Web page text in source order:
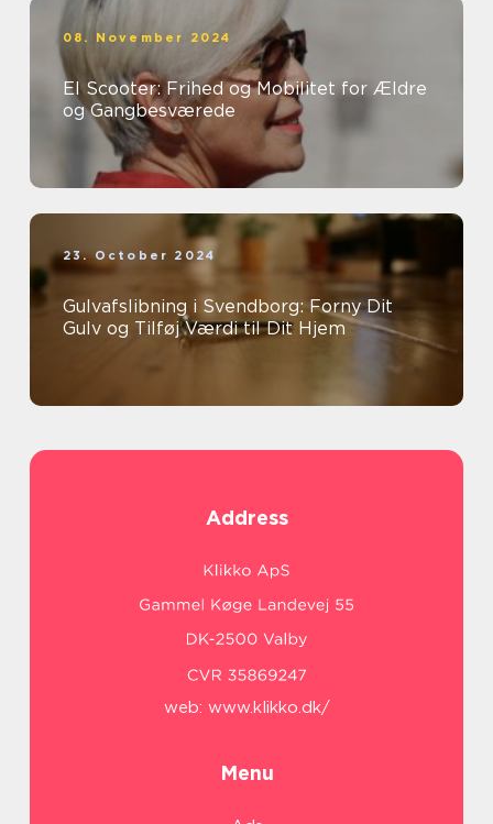
08. November 2024
El Scooter: Frihed og Mobilitet for Ældre
og Gangbesværede
23. October 2024
Gulvafslibning i Svendborg: Forny Dit
Gulv og Tilføj Værdi til Dit Hjem
Address
web: www.klikko.dk/
Menu